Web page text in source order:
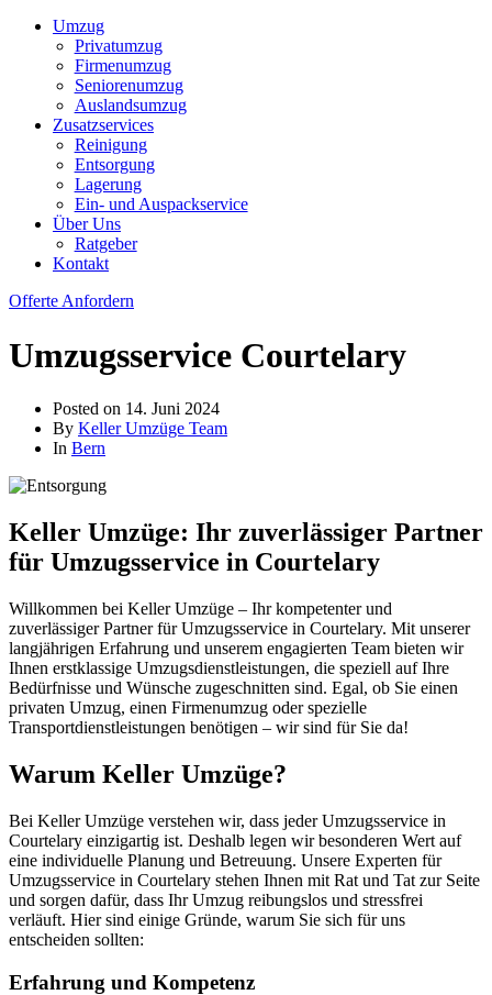
Umzug
Privatumzug
Firmenumzug
Seniorenumzug
Auslandsumzug
Zusatzservices
Reinigung
Entsorgung
Lagerung
Ein- und Auspackservice
Über Uns
Ratgeber
Kontakt
Offerte Anfordern
Umzugsservice Courtelary
Posted on 14. Juni 2024
By Keller Umzüge Team
In Bern
Keller Umzüge: Ihr zuverlässiger Partner
für Umzugsservice in Courtelary
Willkommen bei Keller Umzüge – Ihr kompetenter und
zuverlässiger Partner für Umzugsservice in Courtelary. Mit unserer
langjährigen Erfahrung und unserem engagierten Team bieten wir
Ihnen erstklassige Umzugsdienstleistungen, die speziell auf Ihre
Bedürfnisse und Wünsche zugeschnitten sind. Egal, ob Sie einen
privaten Umzug, einen Firmenumzug oder spezielle
Transportdienstleistungen benötigen – wir sind für Sie da!
Warum Keller Umzüge?
Bei Keller Umzüge verstehen wir, dass jeder Umzugsservice in
Courtelary einzigartig ist. Deshalb legen wir besonderen Wert auf
eine individuelle Planung und Betreuung. Unsere Experten für
Umzugsservice in Courtelary stehen Ihnen mit Rat und Tat zur Seite
und sorgen dafür, dass Ihr Umzug reibungslos und stressfrei
verläuft. Hier sind einige Gründe, warum Sie sich für uns
entscheiden sollten:
Erfahrung und Kompetenz